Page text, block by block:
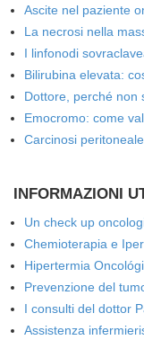
Ascite nel paziente
La necrosi nella
I linfonodi
Bilirubina elevata:
Dottore, perché non
Emocromo: come
Carcinosi
INFORMAZIONI
Un check up
Chemioterapia e
Hipertermia
Prevenzione del
I consulti del dottor
Assistenza